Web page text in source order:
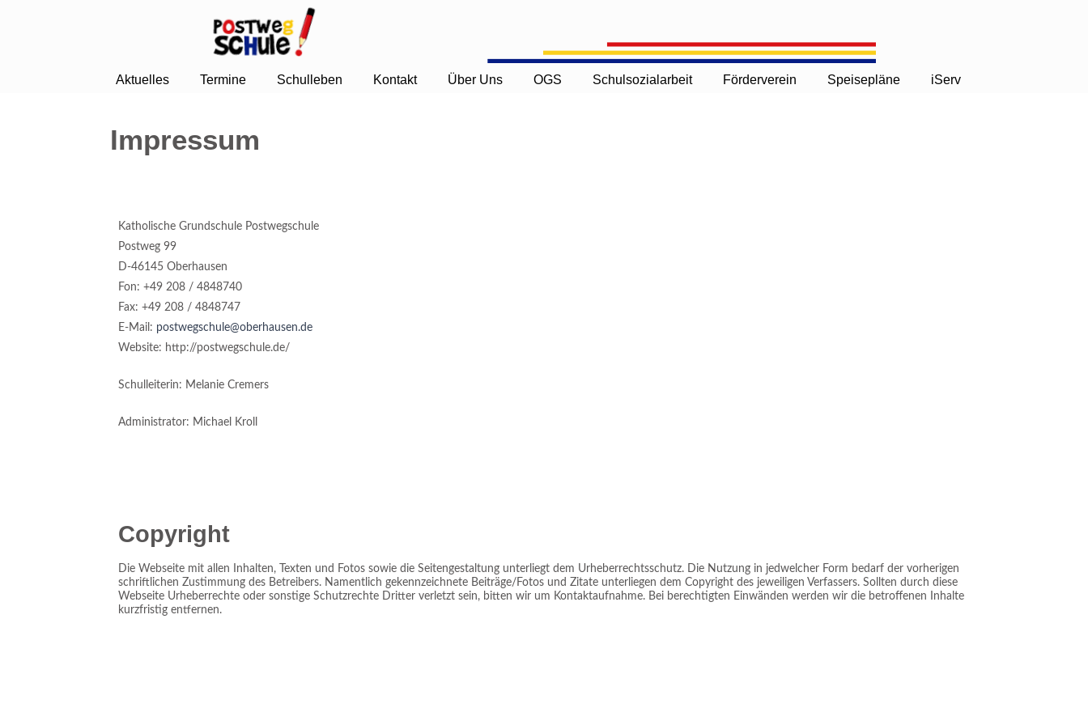
Aktuelles Termine Schulleben Kontakt Über Uns OGS Schulsozialarbeit Förderverein Speisepläne iServ
Impressum
Katholische Grundschule Postwegschule
Postweg 99
D-46145 Oberhausen
Fon: +49 208 / 4848740
Fax: +49 208 / 4848747
E-Mail: postwegschule@oberhausen.de
Website: http://postwegschule.de/
Schulleiterin: Melanie Cremers
Administrator: Michael Kroll
Copyright
Die Webseite mit allen Inhalten, Texten und Fotos sowie die Seitengestaltung unterliegt dem Urheberrechtsschutz. Die Nutzung in jedwelcher Form bedarf der vorherigen
schriftlichen Zustimmung des Betreibers. Namentlich gekennzeichnete Beiträge/Fotos und Zitate unterliegen dem Copyright des jeweiligen Verfassers. Sollten durch diese
Webseite Urheberrechte oder sonstige Schutzrechte Dritter verletzt sein, bitten wir um Kontaktaufnahme. Bei berechtigten Einwänden werden wir die betroffenen Inhalte
kurzfristig entfernen.